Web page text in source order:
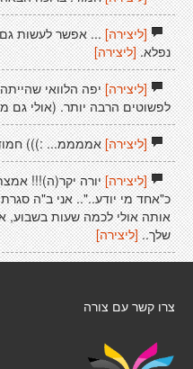
[ליצירה]... אפשר לעשות
נפלא. [ליצירה]
[ליצירה]יפה הלוואי שהייתה
לפשוטים הרבה יותר. (אולי גם
[ליצירה]אממממ... :)))
[ליצירה]יורה יקר(ה)!!!
כ"אחד מי יודע..".. אני ב"ה
אותה אולי לכמה שעות בשבוע,
שלך..[ליצירה]
צרו קשר עם צורה